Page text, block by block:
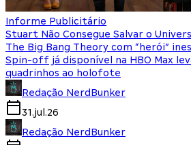
Informe Publicitário
Stuart Não Consegue Salvar o
The Big Bang Theory com “herói”
Spin-off já disponível na HBO Max
quadrinhos ao holofote
Redação NerdBunker
31.jul.26
Redação NerdBunker